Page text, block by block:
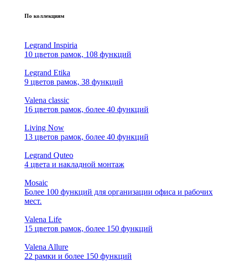
По коллекциям
Legrand Inspiria
10 цветов рамок, 108 функций
Legrand Etika
9 цветов рамок, 38 функций
Valena classic
16 цветов рамок, более 40 функций
Living Now
13 цветов рамок, более 40 функций
Legrand Quteo
4 цвета и накладной монтаж
Mosaic
Более 100 функций для организации офиса и рабочих
мест.
Valena Life
15 цветов рамок, более 150 функций
Valena Allure
22 рамки и более 150 функций